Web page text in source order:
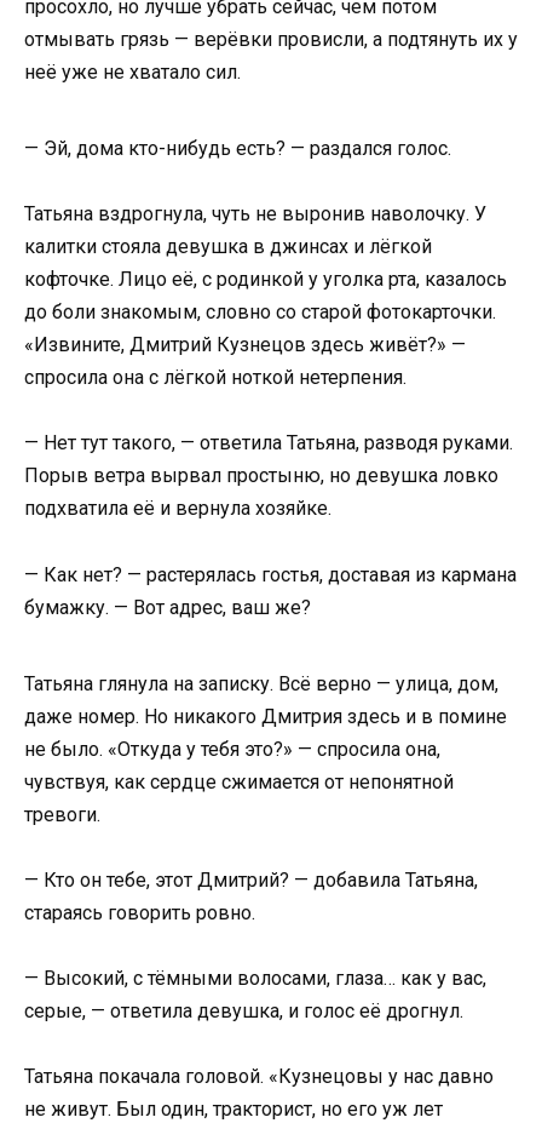
просохло, но лучше убрать сейчас, чем потом
отмывать грязь — верёвки провисли, а подтянуть их у
неё уже не хватало сил.
— Эй, дома кто-нибудь есть? — раздался голос.
Татьяна вздрогнула, чуть не выронив наволочку. У
калитки стояла девушка в джинсах и лёгкой
кофточке. Лицо её, с родинкой у уголка рта, казалось
до боли знакомым, словно со старой фотокарточки.
«Извините, Дмитрий Кузнецов здесь живёт?» —
спросила она с лёгкой ноткой нетерпения.
— Нет тут такого, — ответила Татьяна, разводя руками.
Порыв ветра вырвал простыню, но девушка ловко
подхватила её и вернула хозяйке.
— Как нет? — растерялась гостья, доставая из кармана
бумажку. — Вот адрес, ваш же?
Татьяна глянула на записку. Всё верно — улица, дом,
даже номер. Но никакого Дмитрия здесь и в помине
не было. «Откуда у тебя это?» — спросила она,
чувствуя, как сердце сжимается от непонятной
тревоги.
— Кто он тебе, этот Дмитрий? — добавила Татьяна,
стараясь говорить ровно.
— Высокий, с тёмными волосами, глаза… как у вас,
серые, — ответила девушка, и голос её дрогнул.
Татьяна покачала головой. «Кузнецовы у нас давно
не живут. Был один, тракторист, но его уж лет